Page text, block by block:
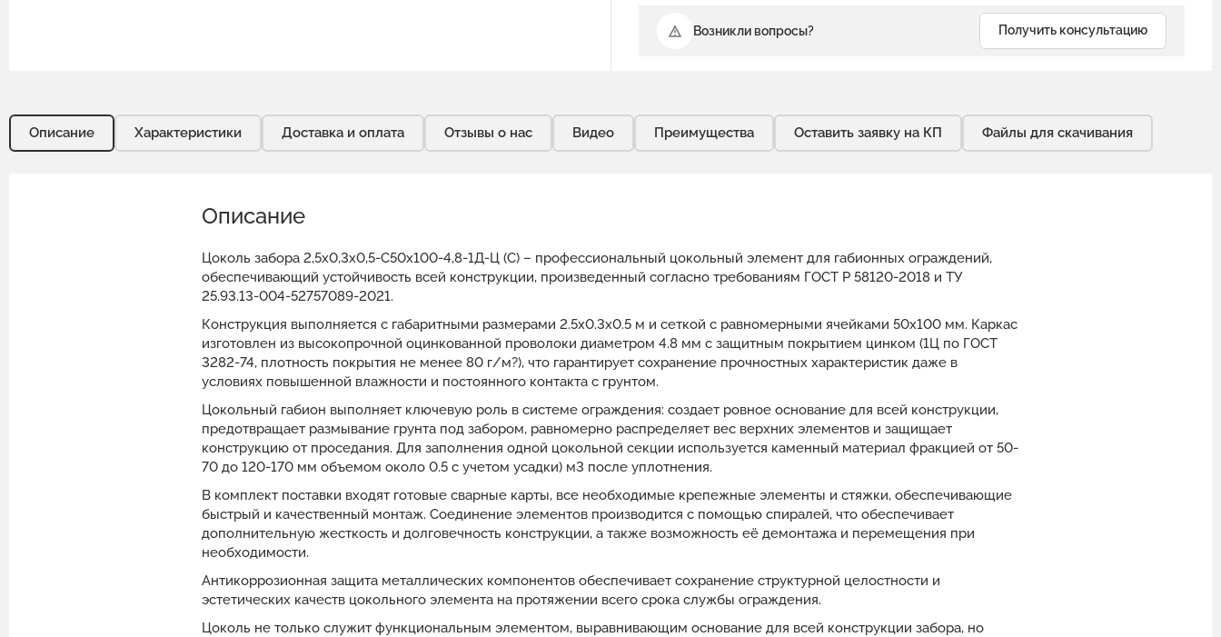
Возникли вопросы? Получить консультацию
Описание Характеристики Доставка и оплата Отзывы о нас Видео Преимущества Оставить заявку на КП Файлы для скачивания
Описание
Цоколь забора 2,5х0,3х0,5-С50х100-4,8-1Д-Ц (С) – профессиональный цокольный элемент для габионных ограждений,
обеспечивающий устойчивость всей конструкции, произведенный согласно требованиям ГОСТ Р 58120-2018 и ТУ
25.93.13-004-52757089-2021.
Конструкция выполняется с габаритными размерами 2.5x0.3x0.5 м и сеткой с равномерными ячейками 50x100 мм. Каркас
изготовлен из высокопрочной оцинкованной проволоки диаметром 4.8 мм с защитным покрытием цинком (1Ц по ГОСТ
3282-74, плотность покрытия не менее 80 г/м?), что гарантирует сохранение прочностных характеристик даже в
условиях повышенной влажности и постоянного контакта с грунтом.
Цокольный габион выполняет ключевую роль в системе ограждения: создает ровное основание для всей конструкции,
предотвращает размывание грунта под забором, равномерно распределяет вес верхних элементов и защищает
конструкцию от проседания. Для заполнения одной цокольной секции используется каменный материал фракцией от 50-
70 до 120-170 мм объемом около 0.5 с учетом усадки) м3 после уплотнения.
В комплект поставки входят готовые сварные карты, все необходимые крепежные элементы и стяжки, обеспечивающие
быстрый и качественный монтаж. Соединение элементов производится с помощью спиралей, что обеспечивает
дополнительную жесткость и долговечность конструкции, а также возможность её демонтажа и перемещения при
необходимости.
Антикоррозионная защита металлических компонентов обеспечивает сохранение структурной целостности и
эстетических качеств цокольного элемента на протяжении всего срока службы ограждения.
Цоколь не только служит функциональным элементом, выравнивающим основание для всей конструкции забора, но